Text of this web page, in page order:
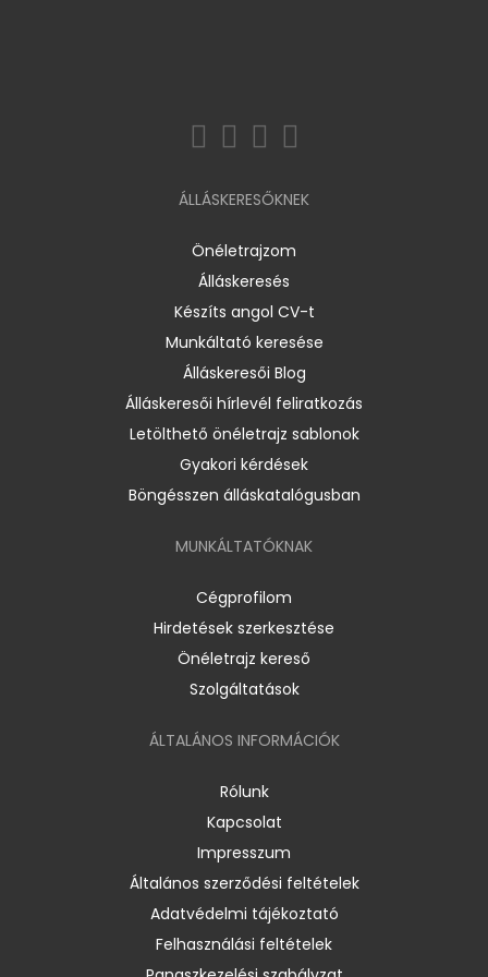
ÁLLÁSKERESŐKNEK
Önéletrajzom
Álláskeresés
Készíts angol CV-t
Munkáltató keresése
Álláskeresői Blog
Álláskeresői hírlevél feliratkozás
Letölthető önéletrajz sablonok
Gyakori kérdések
Böngésszen álláskatalógusban
MUNKÁLTATÓKNAK
Cégprofilom
Hirdetések szerkesztése
Önéletrajz kereső
Szolgáltatások
ÁLTALÁNOS INFORMÁCIÓK
Rólunk
Kapcsolat
Impresszum
Általános szerződési feltételek
Adatvédelmi tájékoztató
Felhasználási feltételek